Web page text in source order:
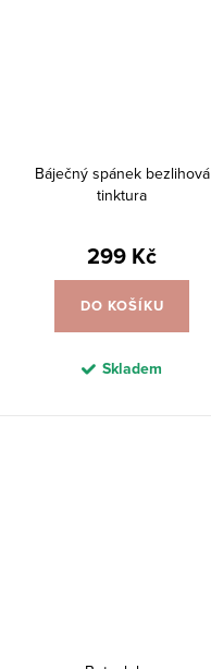
Báječný spánek bezlihová
tinktura
299 Kč
DO KOŠÍKU
Skladem